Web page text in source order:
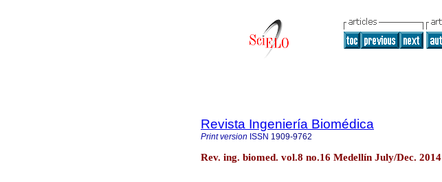
Revista Ingeniería Biomédica
Print version ISSN 1909-9762
Rev. ing. biomed. vol.8 no.16 Medellín July/Dec. 2014